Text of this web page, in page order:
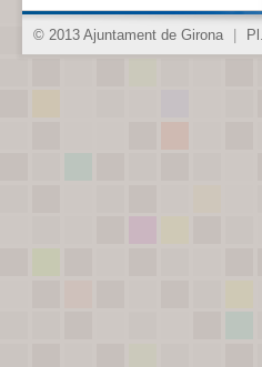
© 2013 Ajuntament de Girona